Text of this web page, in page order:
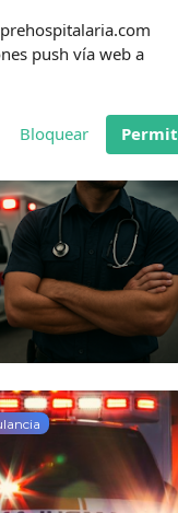
push vía web a
Bloquear
InicioActualidad
de